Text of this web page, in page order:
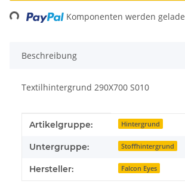
Komponenten werden
Beschreibung
Textilhintergrund 290X700 S010
Produkteigenschaft
Wert
Artikelgruppe: Hintergrund
Untergruppe: Stoffhintergrund
Hersteller: Falcon Eyes